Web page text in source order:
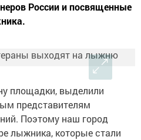
России и посвященные
площадки, выделили
представителям
Поэтому наш город
лыжника, которые стали